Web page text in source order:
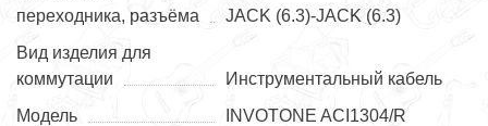
переходника, разъёма
JACK (6.3)-JACK (6.3)
Вид изделия для
коммутации
Инструментальный кабель
Модель
INVOTONE ACI1304/R